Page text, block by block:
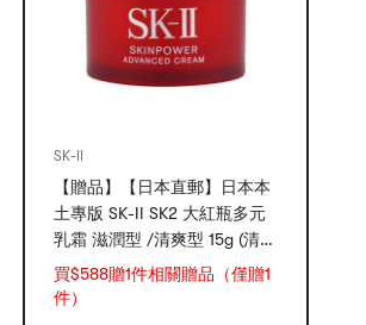
SK-II
【贈品】【日本直郵】日本本
土專版 SK-II SK2 大紅瓶多元
乳霜 滋潤型 /清爽型 15g (清爽
型/滋潤型隨機出貨)
買$588贈1件相關贈品（僅贈1
件）